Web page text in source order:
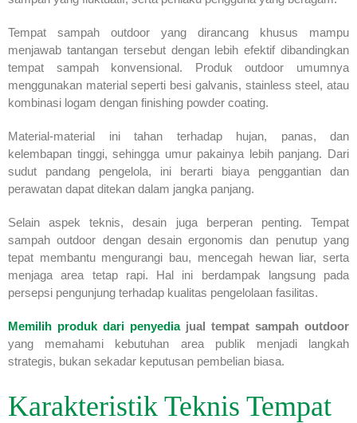
Tempat sampah outdoor yang dirancang khusus mampu
menjawab tantangan tersebut dengan lebih efektif dibandingkan
tempat sampah konvensional. Produk outdoor umumnya
menggunakan material seperti besi galvanis, stainless steel, atau
kombinasi logam dengan finishing powder coating.
Material-material ini tahan terhadap hujan, panas, dan
kelembapan tinggi, sehingga umur pakainya lebih panjang. Dari
sudut pandang pengelola, ini berarti biaya penggantian dan
perawatan dapat ditekan dalam jangka panjang.
Selain aspek teknis, desain juga berperan penting. Tempat
sampah outdoor dengan desain ergonomis dan penutup yang
tepat membantu mengurangi bau, mencegah hewan liar, serta
menjaga area tetap rapi. Hal ini berdampak langsung pada
persepsi pengunjung terhadap kualitas pengelolaan fasilitas.
Memilih produk dari penyedia jual tempat sampah outdoor
yang memahami kebutuhan area publik menjadi langkah
strategis, bukan sekadar keputusan pembelian biasa.
Karakteristik Teknis Tempat